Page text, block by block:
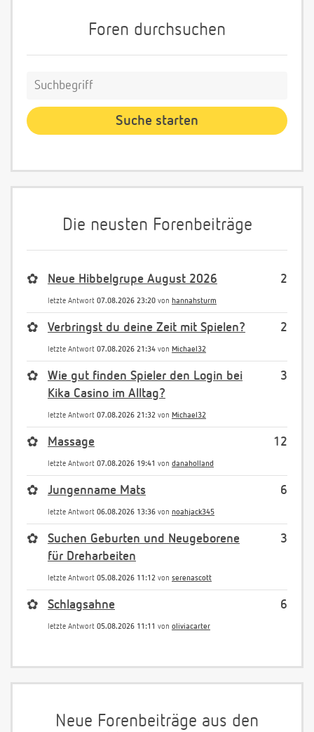
Foren durchsuchen
Die neusten Forenbeiträge
2
✿ Neue Hibbelgrupe August 2026
letzte Antwort 07.08.2026 23:20 von hannahsturm
2
✿ Verbringst du deine Zeit mit Spielen?
letzte Antwort 07.08.2026 21:34 von Michael32
3
✿
Wie gut finden Spieler den Login bei
Kika Casino im Alltag?
letzte Antwort 07.08.2026 21:32 von Michael32
12
✿ Massage
letzte Antwort 07.08.2026 19:41 von danaholland
6
✿ Jungenname Mats
letzte Antwort 06.08.2026 13:36 von noahjack345
3
✿
Suchen Geburten und Neugeborene
für Dreharbeiten
letzte Antwort 05.08.2026 11:12 von serenascott
6
✿ Schlagsahne
letzte Antwort 05.08.2026 11:11 von oliviacarter
Neue Forenbeiträge aus den